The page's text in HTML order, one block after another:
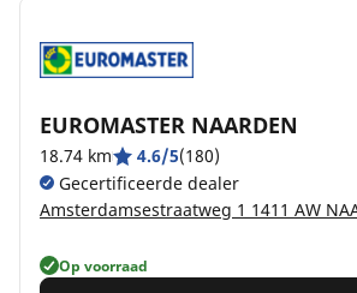
EUROMASTER NAARDEN
18.74 km 4.6/5(180)
Gecertificeerde dealer
Amsterdamsestraatweg 1 1411 AW
Op voorraad